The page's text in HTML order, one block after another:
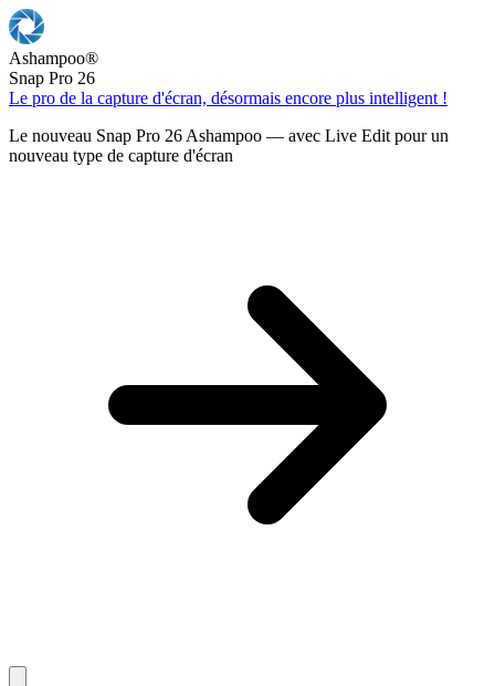
Ashampoo®
Snap Pro 26
Le pro de la capture d'écran, désormais encore plus intelligent !
Le nouveau Snap Pro 26 Ashampoo — avec Live Edit pour un
nouveau type de capture d'écran